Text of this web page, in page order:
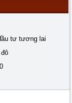
tư tương lai